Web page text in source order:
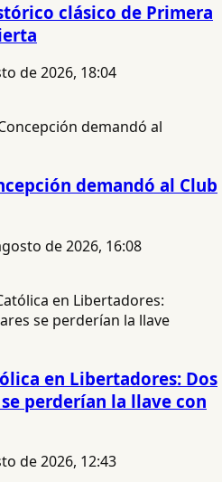
clásico de Primera
de 2026, 18:04
demandó al Club
de 2026, 16:08
en Libertadores: Dos
perderían la llave con
de 2026, 12:43